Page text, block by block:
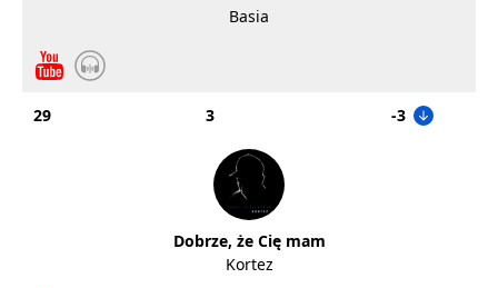
Basia
29 3 -3
Dobrze, że Cię mam
Kortez